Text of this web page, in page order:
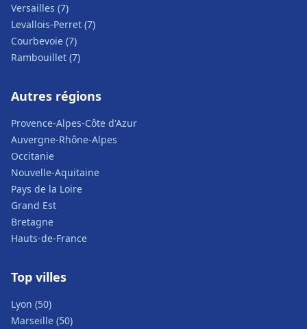
Versailles (7)
Levallois-Perret (7)
Courbevoie (7)
Rambouillet (7)
Autres régions
Provence-Alpes-Côte d'Azur
Auvergne-Rhône-Alpes
Occitanie
Nouvelle-Aquitaine
Pays de la Loire
Grand Est
Bretagne
Hauts-de-France
Top villes
Lyon (50)
Marseille (50)